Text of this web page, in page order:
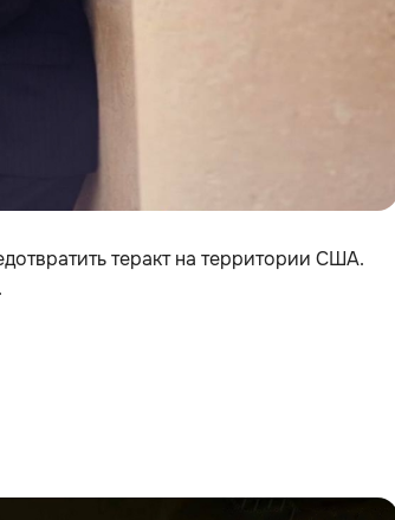
теракт на территории США.